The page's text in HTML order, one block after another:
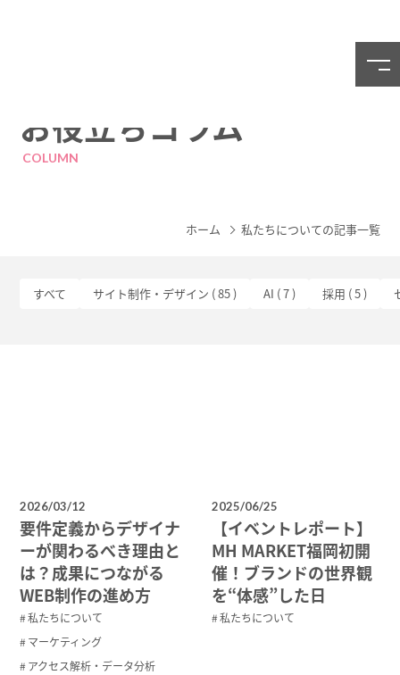
お役立ちコラム
COLUMN
ホーム 私たちについての記事一覧
すべて サイト制作・デザイン ( 85 ) AI ( 7 ) 採用 ( 5 )
2026/03/12
要件定義からデザイナ
ーが関わるべき理由と
は？成果につながる
WEB制作の進め方
私たちについて
マーケティング
アクセス解析・データ分析
2025/06/25
【イベントレポート】
MH MARKET福岡初開
催！ブランドの世界観
を“体感”した日
私たちについて